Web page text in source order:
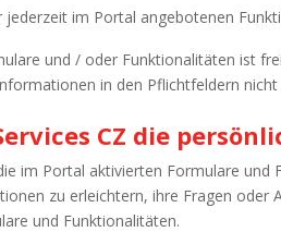
im Portal angebotenen
und / oder Funktionalitäten ist
in den Pflichtfeldern
CZ die
im Portal aktivierten Formulare
zu erleichtern, ihre Fragen
und Funktionalitäten.